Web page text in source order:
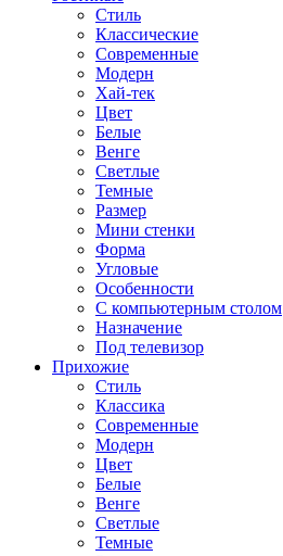
Стиль
Классические
Современные
Модерн
Хай-тек
Цвет
Белые
Венге
Светлые
Темные
Размер
Мини стенки
Форма
Угловые
Особенности
С компьютерным столом
Назначение
Под телевизор
Прихожие
Стиль
Классика
Современные
Модерн
Цвет
Белые
Венге
Светлые
Темные